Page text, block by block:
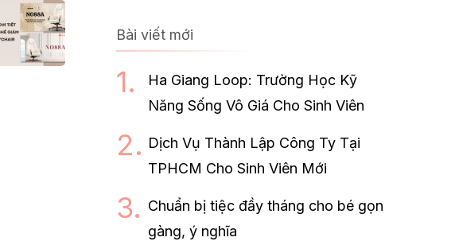
Bài viết mới
Ha Giang Loop: Trường Học Kỹ
Năng Sống Vô Giá Cho Sinh Viên
Dịch Vụ Thành Lập Công Ty Tại
TPHCM Cho Sinh Viên Mới
Chuẩn bị tiệc đầy tháng cho bé gọn
gàng, ý nghĩa